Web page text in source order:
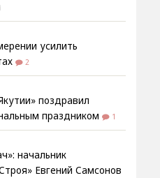
усилить
2
поздравил
праздником
1
начальник
Евгений Самсонов